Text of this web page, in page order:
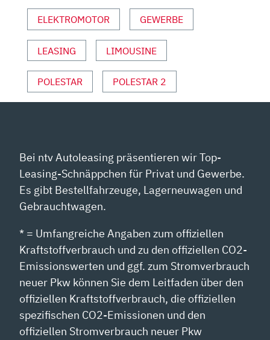
FAHRT
MIT
GÖTZE“
VON
YOUTUBE
ANZEIGEN
ELEKTROMOTOR GEWERBE
LEASING LIMOUSINE
POLESTAR POLESTAR 2
Bei ntv Autoleasing präsentieren wir Top-
Leasing-Schnäppchen für Privat und Gewerbe.
Es gibt Bestellfahrzeuge, Lagerneuwagen und
Gebrauchtwagen.
* = Umfangreiche Angaben zum offiziellen
Kraftstoffverbrauch und zu den offiziellen CO2-
Emissionswerten und ggf. zum Stromverbrauch
neuer Pkw können Sie dem Leitfaden über den
offiziellen Kraftstoffverbrauch, die offiziellen
spezifischen CO2-Emissionen und den
offiziellen Stromverbrauch neuer Pkw